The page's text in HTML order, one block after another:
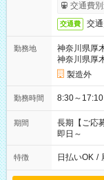
交通費
交通費 交
勤務地
神奈川県厚
神奈川県厚
製造外
勤務時間
期間
長期【ご応
即日～
特徴 日払いOK /